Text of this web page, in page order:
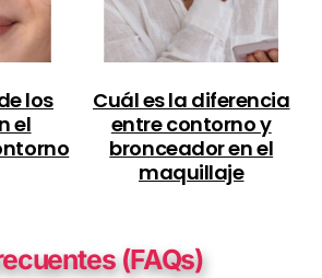
los
el
Cuál es la diferencia
entre contorno y
bronceador en el
maquillaje
(FAQs)